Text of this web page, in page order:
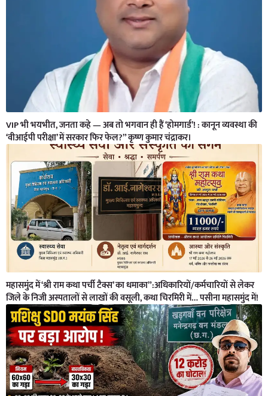
VIP भी भयभीत, जनता कहे — अब तो भगवान ही हैं ‘होमगार्ड’! : कानून व्यवस्था की
‘वीआईपी परीक्षा’ में सरकार फिर फेल?” कृष्ण कुमार चंद्राकर।
महासमुंद में ‘श्री राम कथा पर्ची टैक्स’ का धमाका”:अधिकारियों/कर्मचारियों से लेकर
जिले के निजी अस्पतालों से लाखों की वसूली, कथा चिरमिरी में… पसीना महासमुंद में!